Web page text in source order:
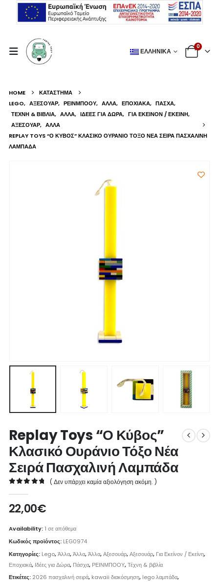
ΕΛΛΗΝΙΚΆ
0
HOME
ΚΑΤΆΣΤΗΜΑ
LEGO, ΑΞΕΣΟΥΆΡ, ΡΕΙΝΜΠΟΟΥ, ΆΛΛΑ, ΕΠΟΧΙΑΚΆ, ΠΆΣΧΑ,
ΤΈΧΝΗ & ΒΙΒΛΊΑ, ΆΛΛΑ, ΙΔΈΕΣ ΓΙΑ ΔΏΡΑ, ΓΙΑ ΕΚΕΊΝΟΝ / ΕΚΕΊΝΗ,
ΑΞΕΣΟΥΆΡ, ΆΛΛΑ
REPLAY TOYS “Ο ΚΎΒΟΣ” ΚΛΑΣΙΚΌ ΟΥΡΆΝΙΟ ΤΌΞΟ ΝΈΑ ΣΕΙΡΆ ΠΑΣΧΑΛΙΝΉ
ΛΑΜΠΆΔΑ
Replay Toys “Ο Κύβος”
Κλασικό Ουράνιο Τόξο Νέα
Σειρά Πασχαλινή Λαμπάδα
( Δεν υπάρχει καμία αξιολόγηση ακόμη. )
22,00€
Availability: 1 σε απόθεμα
Κωδικός προϊόντος: LEG0974
Κατηγορίες: Lego,Άλλα,Άλλα,Άλλα,Αξεσουάρ,Αξεσουάρ, Για Εκείνον / Εκείνη,
Εποχιακά, Ιδέες για Δώρα, Πάσχα, ΡΕΙΝΜΠΟΟΥ,Τέχνη & βιβλία
Ετικέτες: 2026 πασχαλινή σειρά, kawaii διακόσμηση, lego λαμπάδα,